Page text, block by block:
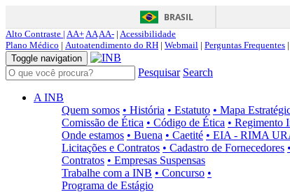
BRASIL
Alto Contraste | AA+AAAA- | Acessibilidade
Plano Médico | Autoatendimento do RH | Webmail | Perguntas Frequentes |
Toggle navigation
Pesquisar Search
A INB
Quem somos • História • Estatuto • Mapa
Comissão de Ética • Código de Ética • Regimento
Onde estamos • Buena • Caetité • EIA - RIMA
Licitações e Contratos • Cadastro de Fornecedores
Contratos • Empresas Suspensas
Trabalhe com a INB • Concurso •
Programa de Estágio